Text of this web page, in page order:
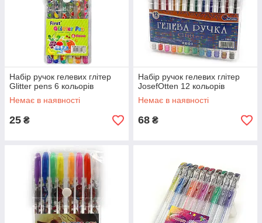
Набір ручок гелевих глітер
Glitter pens 6 кольорів
Немає в наявності
25 ₴
Набір ручок гелевих глітер
JosefOtten 12 кольорів
Немає в наявності
68 ₴